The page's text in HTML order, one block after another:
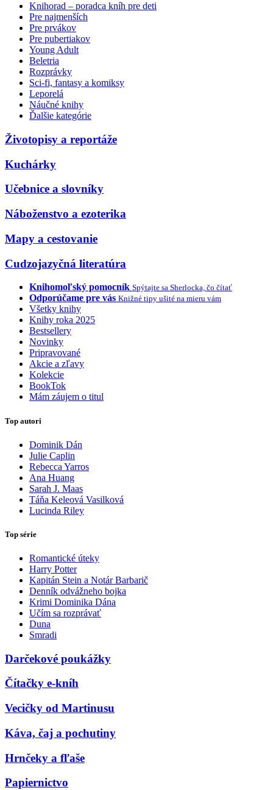
Knihorad – poradca kníh pre deti
Pre najmenších
Pre prvákov
Pre pubertiakov
Young Adult
Beletria
Rozprávky
Sci-fi, fantasy a komiksy
Leporelá
Náučné knihy
Ďalšie kategórie
Životopisy a reportáže
Kuchárky
Učebnice a slovníky
Náboženstvo a ezoterika
Mapy a cestovanie
Cudzojazyčná literatúra
Knihomoľský pomocník Spýtajte sa Sherlocka, čo čítať
Odporúčame pre vás Knižné tipy ušité na mieru vám
Všetky knihy
Knihy roka 2025
Bestsellery
Novinky
Pripravované
Akcie a zľavy
Kolekcie
BookTok
Mám záujem o titul
Top autori
Dominik Dán
Julie Caplin
Rebecca Yarros
Ana Huang
Sarah J. Maas
Táňa Keleová Vasilková
Lucinda Riley
Top série
Romantické úteky
Harry Potter
Kapitán Stein a Notár Barbarič
Denník odvážneho bojka
Krimi Dominika Dána
Učím sa rozprávať
Duna
Smradi
Darčekové poukážky
Čítačky e-kníh
Vecičky od Martinusu
Káva, čaj a pochutiny
Hrnčeky a fľaše
Papiernictvo